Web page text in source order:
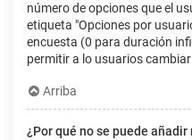
número de opciones que el
etiqueta "Opciones por
encuesta (0 para duración
permitir a lo usuarios
Arriba
¿Por qué no se puede